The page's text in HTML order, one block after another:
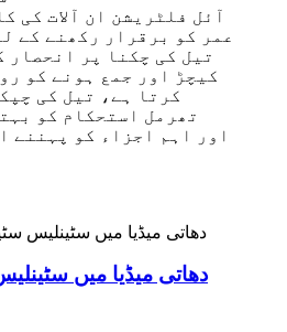
آئل فلٹریشن ان آلات کی
عمر کو برقرار رکھنے کے
تیل کی چکنا پر انحصار
کیچڑ اور جمع ہونے کو
کرتا ہے، تیل کی
تھرمل استحکام کو
اور اہم اجزاء کو پہننے
دھاتی میڈیا میں